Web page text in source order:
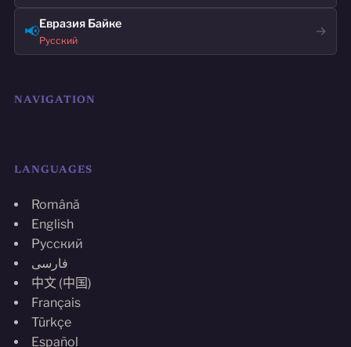
📢Евразия Байке
Русский
→
NAVIGATION
LANGUAGES
Română
English
Русский
فارسی
中文 (中国)
Français
Türkçe
Español